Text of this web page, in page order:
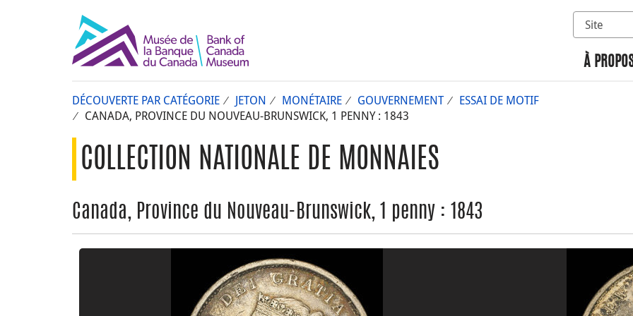
À
DÉCOUVERTE PAR CATÉGORIE JETON MONÉTAIRE GOUVERNEMENT
ESSAI DE MOTIF
CANADA, PROVINCE DU NOUVEAU-BRUNSWICK, 1 PENNY : 1843
COLLECTION NATIONALE DE MONNAIES
Canada, Province du Nouveau-Brunswick, 1 penny : 1843